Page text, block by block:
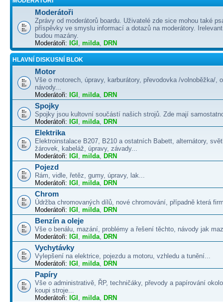
Moderátoři
Zprávy od moderátorů boardu. Uživatelé zde sice mohou také
příspěvky ve smyslu informací a dotazů na moderátory.
budou mazány.
Moderátoři: IGI , milda, DRN
HLAVNÍ DISKUSNÍ BLOK
Motor
Vše o motorech, úpravy, karburátory, převodovka /volnoběžka/,
návody...
Moderátoři: IGI , milda, DRN
Spojky
Spojky jsou kultovní součástí našich strojů. Zde mají
Moderátoři: IGI , milda, DRN
Elektrika
Elektroinstalace B207, B210 a ostatních Babett, alternátory,
žárovek, kabeláž, úpravy, závady...
Moderátoři: IGI , milda, DRN
Pojezd
Rám, vidle, řetěz, gumy, úpravy, lak...
Moderátoři: IGI , milda, DRN
Chrom
Údržba chromovaných dílů, nové chromování, případně která
Moderátoři: IGI , milda, DRN
Benzín a oleje
Vše o benálu, mazání, problémy a řešení těchto, návody jak
Moderátoři: IGI , milda, DRN
Vychytávky
Vylepšení na elektrice, pojezdu a motoru, vzhledu a tunění...
Moderátoři: IGI , milda, DRN
Papíry
Vše o administrativě, ŘP, techničáky, převody a papírování
koupi stroje...
Moderátoři: IGI , milda, DRN